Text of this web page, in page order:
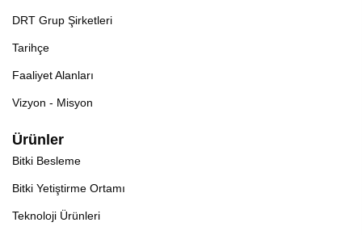
DRT Grup Şirketleri
Tarihçe
Faaliyet Alanları
Vizyon - Misyon
Ürünler
Bitki Besleme
Bitki Yetiştirme Ortamı
Teknoloji Ürünleri